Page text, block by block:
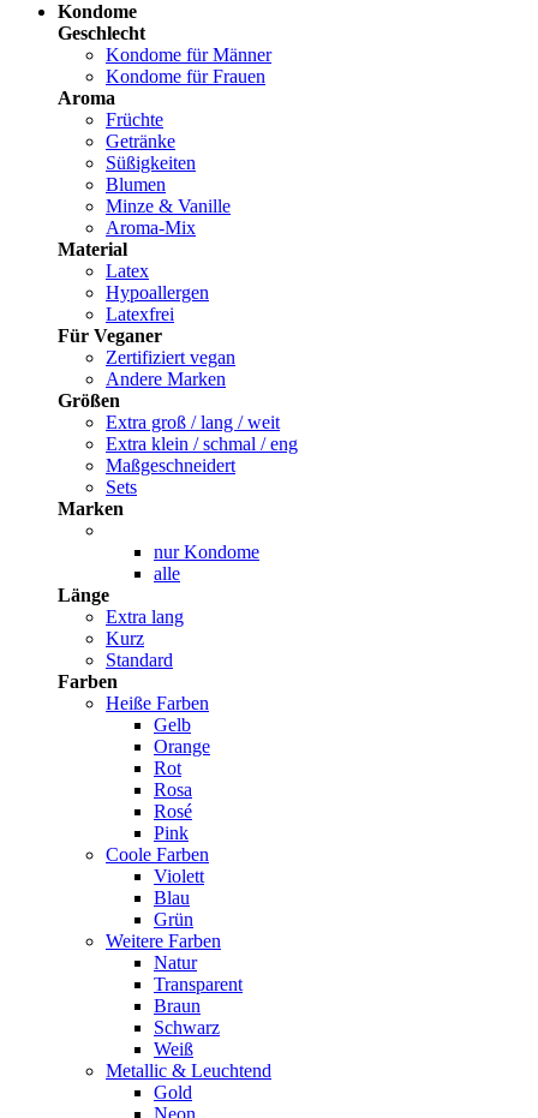
Kondome
Geschlecht
Kondome für Männer
Kondome für Frauen
Aroma
Früchte
Getränke
Süßigkeiten
Blumen
Minze & Vanille
Aroma-Mix
Material
Latex
Hypoallergen
Latexfrei
Für Veganer
Zertifiziert vegan
Andere Marken
Größen
Extra groß / lang / weit
Extra klein / schmal / eng
Maßgeschneidert
Sets
Marken
nur Kondome
alle
Länge
Extra lang
Kurz
Standard
Farben
Heiße Farben
Gelb
Orange
Rot
Rosa
Rosé
Pink
Coole Farben
Violett
Blau
Grün
Weitere Farben
Natur
Transparent
Braun
Schwarz
Weiß
Metallic & Leuchtend
Gold
Neon